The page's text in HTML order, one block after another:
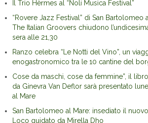
Il Trio Hèrmes al “Noli Musica Festival”
“Rovere Jazz Festival” di San Bartolomeo
The Italian Groovers chiudono
sera alle 21,30
Ranzo celebra “Le Notti del Vino”, un
enogastronomico tra le 10 cantine del
Cose da maschi, cose da femmine”, il
da Ginevra Van Deflor sarà presentato
al Mare
San Bartolomeo al Mare: insediato il
Loco guidato da Mirella Dho